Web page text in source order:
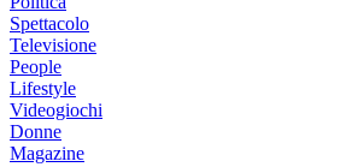
Spettacolo
Televisione
People
Lifestyle
Videogiochi
Donne
Magazine